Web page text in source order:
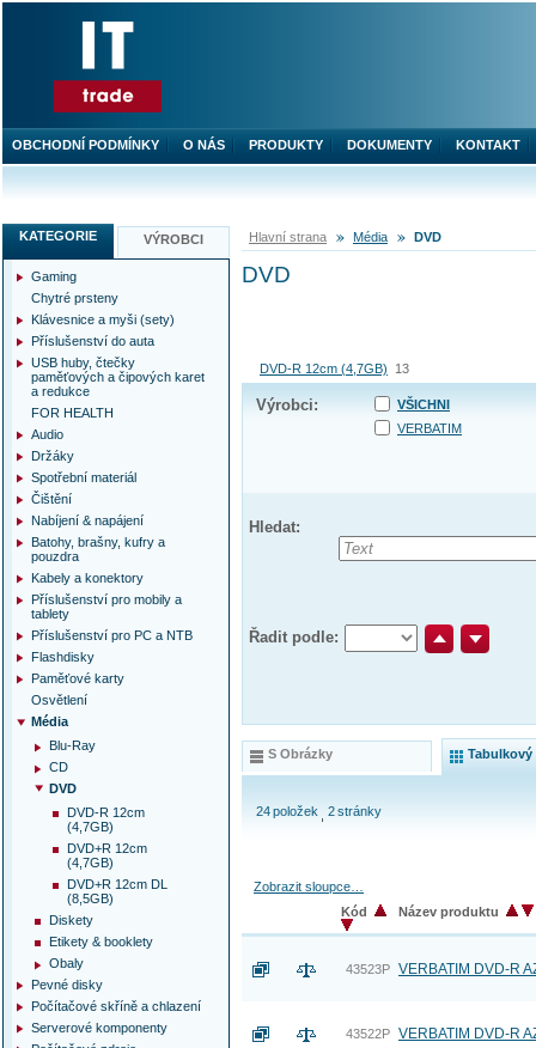
Hlavní strana Média DVD
DVD
DVD-R 12cm (4,7GB) 13
Výrobci:
VŠICHNI
VERBATIM
Hledat:
Řadit podle:
S Obrázky Tabulkový
24položek 2stránky
Zobrazit sloupce…
Kód
Název produktu
43523P VERBATIM DVD-R
43522P VERBATIM DVD-R
KATEGORIE VÝROBCI
Gaming
Chytré prsteny
Klávesnice a myši (sety)
Příslušenství do auta
USB huby, čtečky
paměťových a čipových karet
a redukce
FOR HEALTH
Audio
Držáky
Spotřební materiál
Čištění
Nabíjení & napájení
Batohy, brašny, kufry a
pouzdra
Kabely a konektory
Příslušenství pro mobily a
tablety
Příslušenství pro PC a NTB
Flashdisky
Paměťové karty
Osvětlení
Média
Blu-Ray
CD
DVD
DVD-R 12cm
(4,7GB)
DVD+R 12cm
(4,7GB)
DVD+R 12cm DL
(8,5GB)
Diskety
Etikety & booklety
Obaly
Pevné disky
Počítačové skříně a chlazení
Serverové komponenty
OBCHODNÍ PODMÍNKY O NÁS PRODUKTY DOKUMENTY KONTAKT